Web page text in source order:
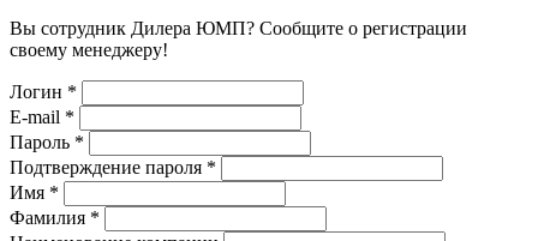
Вы сотрудник Дилера ЮМП? Сообщите о регистрации
своему менеджеру!
Логин *
E-mail *
Пароль *
Подтверждение пароля *
Имя *
Фамилия *